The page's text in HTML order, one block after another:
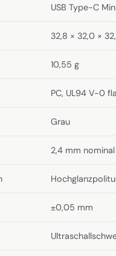
USB Type-C
32,8 × 32,0 ×
10,55 g
PC, UL94 V-0
Grau
2,4 mm nominal
±0,05 mm